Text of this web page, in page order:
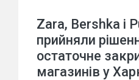
Zara, Bershka і
прийняли
остаточне
магазинів у